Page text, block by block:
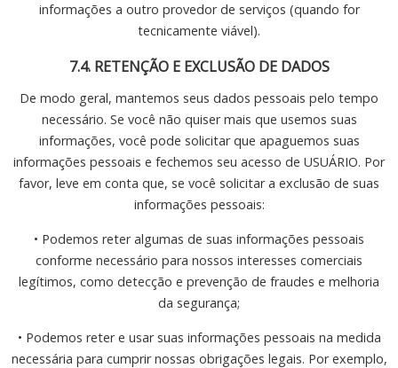
informações a outro provedor de serviços (quando for
tecnicamente viável).
7.4. RETENÇÃO E EXCLUSÃO DE DADOS
De modo geral, mantemos seus dados pessoais pelo tempo
necessário. Se você não quiser mais que usemos suas
informações, você pode solicitar que apaguemos suas
informações pessoais e fechemos seu acesso de USUÁRIO. Por
favor, leve em conta que, se você solicitar a exclusão de suas
informações pessoais:
• Podemos reter algumas de suas informações pessoais
conforme necessário para nossos interesses comerciais
legítimos, como detecção e prevenção de fraudes e melhoria
da segurança;
• Podemos reter e usar suas informações pessoais na medida
necessária para cumprir nossas obrigações legais. Por exemplo,